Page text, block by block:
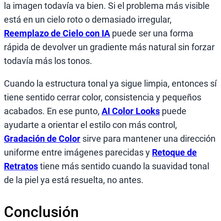
la imagen todavía va bien. Si el problema más visible
está en un cielo roto o demasiado irregular,
Reemplazo de Cielo con IA puede ser una forma
rápida de devolver un gradiente más natural sin forzar
todavía más los tonos.
Cuando la estructura tonal ya sigue limpia, entonces sí
tiene sentido cerrar color, consistencia y pequeños
acabados. En ese punto, AI Color Looks puede
ayudarte a orientar el estilo con más control,
Gradación de Color sirve para mantener una dirección
uniforme entre imágenes parecidas y Retoque de
Retratostiene más sentido cuando la suavidad tonal
de la piel ya está resuelta, no antes.
Conclusión